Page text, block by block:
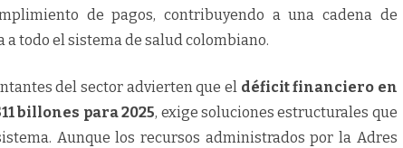
de pagos, contribuyendo a una cadena de
todo el sistema de salud colombiano.
del sector advierten que el déficit financiero en
billones para 2025, exige soluciones estructurales que
Aunque los recursos administrados por la Adres